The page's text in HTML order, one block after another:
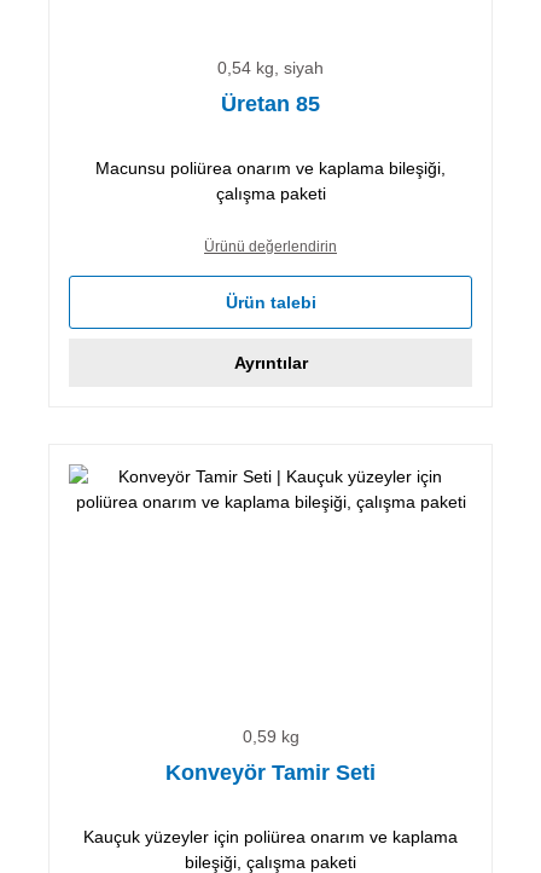
0,54 kg, siyah
Üretan 85
Macunsu poliürea onarım ve kaplama bileşiği,
çalışma paketi
Ürünü değerlendirin
Ürün talebi
Ayrıntılar
0,59 kg
Konveyör Tamir Seti
Kauçuk yüzeyler için poliürea onarım ve kaplama
bileşiği, çalışma paketi